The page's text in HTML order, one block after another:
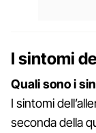
I sintomi
Quali sono i
I sintomi
seconda della